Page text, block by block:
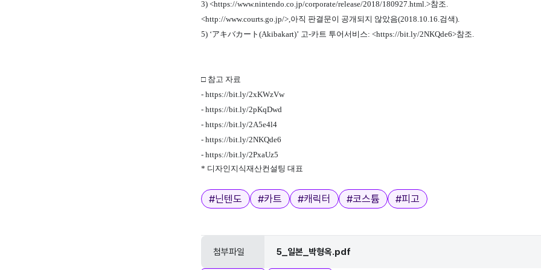
3) <https://www.nintendo.co.jp/corporate/release/2018/180927.html.>참조.
<http://www.courts.go.jp/>,아직 판결문이 공개되지 않았음(2018.10.16.검색).
5) ‘アキバカート(Akibakart)’ 고-카트 투어서비스: <https://bit.ly/2NKQde6>참조.
□ 참고 자료
-https://bit.ly/2xKWzVw
-https://bit.ly/2pKqDwd
-https://bit.ly/2A5e4l4
-https://bit.ly/2NKQde6
-https://bit.ly/2PxaUz5
* 디자인지식재산컨설팅 대표
태그
#닌텐도 #카트 #캐릭터 #코스튬 #피고
첨부파일 5_일본_박형옥.pdf